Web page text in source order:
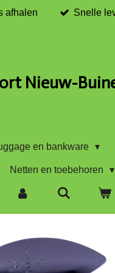
afhalen Snelle
Nieuw-
en bankware
Netten en toebehoren